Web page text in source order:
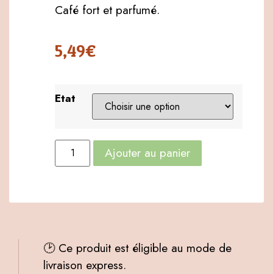
Café fort et parfumé.
5,49€
Etat
Ajouter au panier
🕑 Ce produit est éligible au mode de
livraison express.